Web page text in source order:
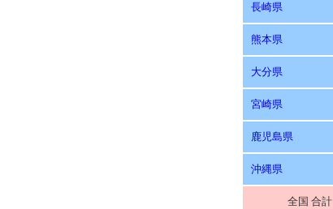
長崎県
熊本県
大分県
宮崎県
鹿児島県
沖縄県
全国 合計